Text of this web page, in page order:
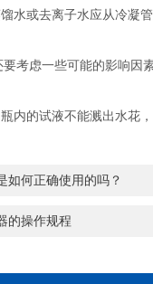
水或去离子水应从冷凝
考虑一些可能的影响因
内的试液不能溅出水花，
如何正确使用的吗？
的操作规程